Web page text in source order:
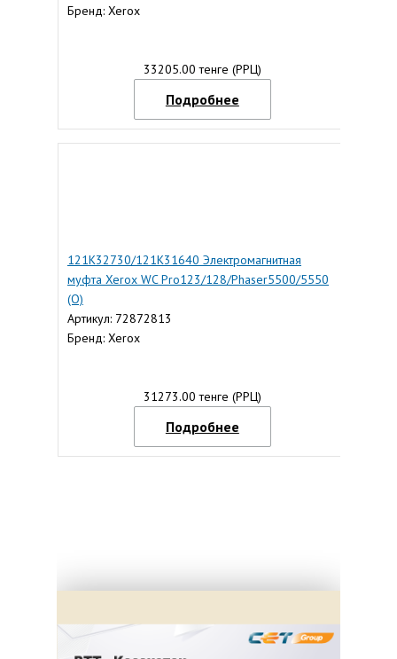
Бренд: Xerox
33205.00 тенге (РРЦ)
Подробнее
121K32730/121K31640 Электромагнитная
муфта Xerox WC Pro123/128/Phaser5500/5550
(О)
Артикул: 72872813
Бренд: Xerox
31273.00 тенге (РРЦ)
Подробнее